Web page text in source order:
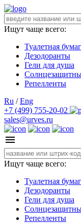
Ищут чаще всего:
Туалетная
Дезодоранты
Гели для душа
Репелленты
Ru / Eng
+7 (499) 755-20-02
sales@urves.ru
Ищут чаще всего:
Туалетная
Дезодоранты
Гели для душа
Репелленты